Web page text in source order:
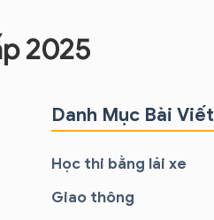
2025
Danh Mục Bài Viết
Học thi bằng lái xe
Giao thông